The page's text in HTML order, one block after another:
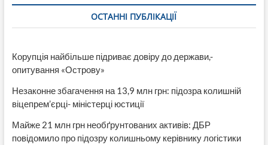
Видео)
ОСТАННІ ПУБЛІКАЦІЇ
Корупція найбільше підриває довіру до держави,-
опитування «Острову»
Незаконне збагачення на 13,9 млн грн: підозра колишній
віцепрем’єрці- міністерці юстиції
Майже 21 млн грн необґрунтованих активів: ДБР
повідомило про підозру колишньому керівнику логістики